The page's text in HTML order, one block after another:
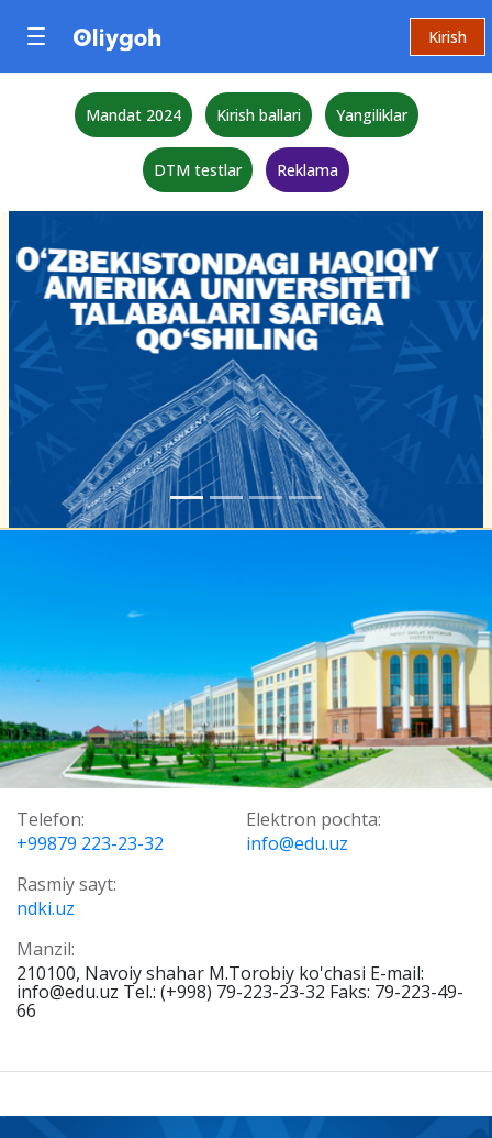
Kirish
Mandat 2024 Kirish ballari Yangiliklar
DTM testlar Reklama
Telefon:
+99879 223-23-32
Elektron pochta:
info@edu.uz
Rasmiy sayt:
ndki.uz
Manzil:
210100, Navoiy shahar M.Torobiy ko'chasi E-mail:
info@edu.uz Tel.: (+998) 79-223-23-32 Faks: 79-223-49-
66